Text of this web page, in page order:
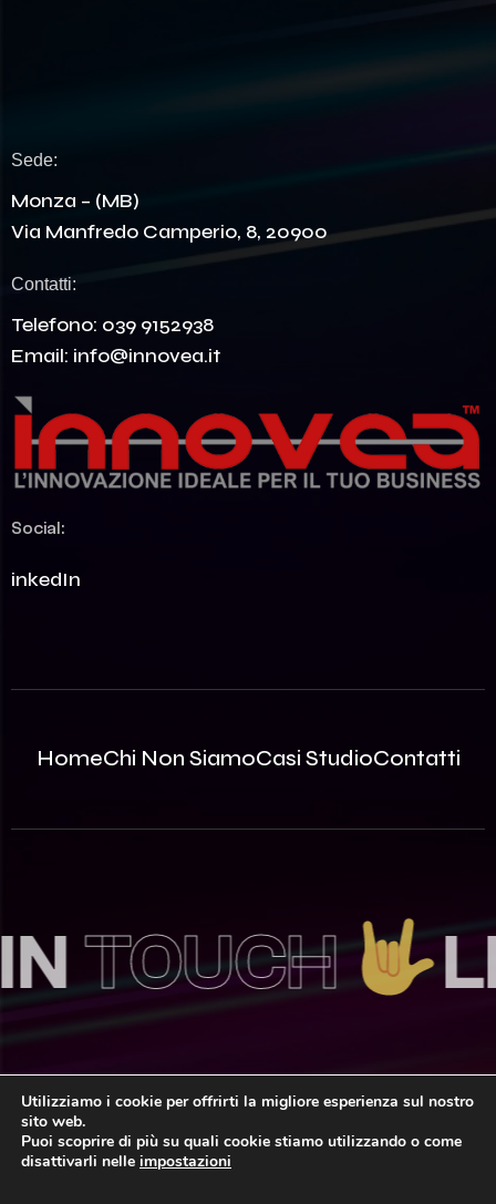
Sede:
Monza – (MB)
Via Manfredo Camperio, 8, 20900
Contatti:
Telefono: 039 9152938
Email: info@innovea.it
Social:
LinkedIn
HomeChi Non SiamoCasi StudioContatti
© 2026 Innovea S.r.l. – P.Iva: 09812870963 | REA MB –
2535786 | Capitale Sociale: 100.000,00€ i.v.
Utilizziamo i cookie per offrirti la migliore esperienza sul nostro
sito web.
Puoi scoprire di più su quali cookie stiamo utilizzando o come
disattivarli nelle impostazioni